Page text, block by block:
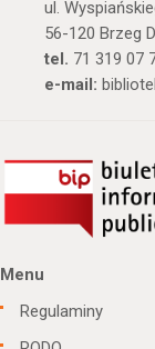
ul.
56-120 Brzeg
tel. 71 319 07
e-mail:
Menu
Regulaminy